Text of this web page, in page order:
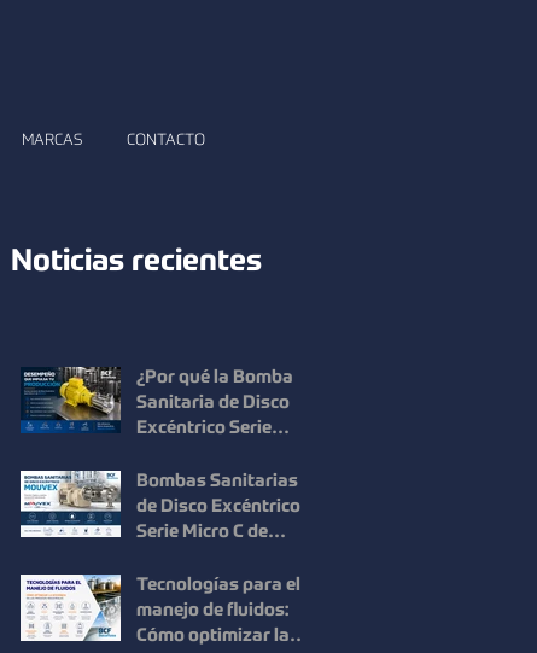
MARCAS CONTACTO
Noticias recientes
¿Por qué la Bomba
Sanitaria de Disco
Excéntrico Serie
ofrece un desempeño
superior?
Bombas Sanitarias
de Disco Excéntrico
Serie Micro C de
Higiene y Máxima
Recuperación del
Producto
Tecnologías para el
manejo de fluidos:
Cómo optimizar la